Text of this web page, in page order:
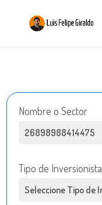
Nombre o Sector
Tipo de Inversionista